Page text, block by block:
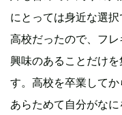
にとっては身近な選
高校だったので、フレ
興味のあることだけ
す。高校を卒業してか
あらためて自分がな